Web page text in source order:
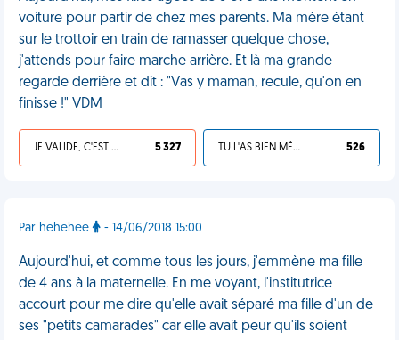
voiture pour partir de chez mes parents. Ma mère étant
sur le trottoir en train de ramasser quelque chose,
j'attends pour faire marche arrière. Et là ma grande
regarde derrière et dit : "Vas y maman, recule, qu'on en
finisse !" VDM
JE VALIDE, C'EST UNE VDM 5 327 TU L'AS BIEN MÉRITÉ 526
Par hehehee - 14/06/2018 15:00
Aujourd'hui, et comme tous les jours, j'emmène ma fille
de 4 ans à la maternelle. En me voyant, l'institutrice
accourt pour me dire qu'elle avait séparé ma fille d'un de
ses "petits camarades" car elle avait peur qu'ils soient